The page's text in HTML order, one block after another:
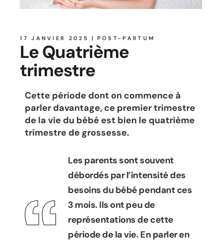
17 JANVIER 2025 POST-PARTUM
Le Quatrième
trimestre
Cette période dont on commence à
parler davantage, ce premier trimestre
de la vie du bébé est bien le quatrième
trimestre de grossesse.
Les parents sont souvent
débordés par l’intensité des
besoins du bébé pendant ces
3 mois. Ils ont peu de
représentations de cette
période de la vie. En parler en